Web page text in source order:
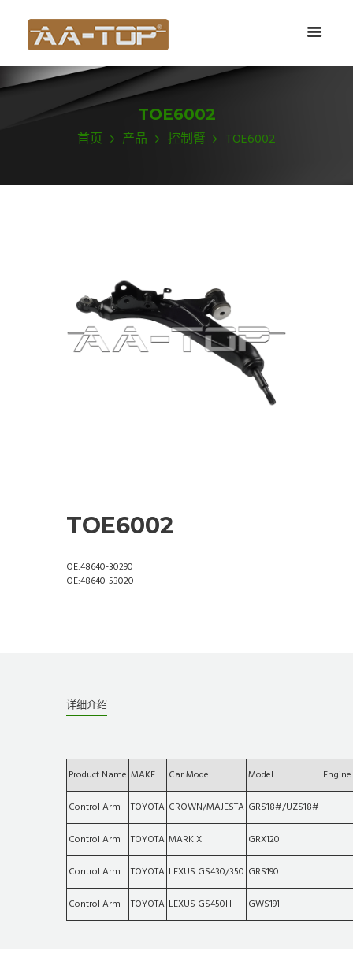
TOE6002
首页 产品 控制臂 TOE6002
TOE6002
OE:48640-30290
OE:48640-53020
详细介绍
Product Name MAKE Car Model Model Engine
Control Arm TOYOTA CROWN/MAJESTA GRS18#/UZS18#
Control Arm TOYOTA MARK X GRX120
Control Arm TOYOTA LEXUS GS430/350 GRS190
Control Arm TOYOTA LEXUS GS450H GWS191